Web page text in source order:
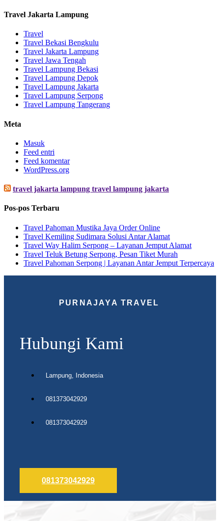
Travel Jakarta Lampung
Travel
Travel Bekasi Bengkulu
Travel Jakarta Lampung
Travel Jawa Tengah
Travel Lampung Bekasi
Travel Lampung Depok
Travel Lampung Jakarta
Travel Lampung Serpong
Travel Lampung Tangerang
Meta
Masuk
Feed entri
Feed komentar
WordPress.org
travel jakarta lampung travel lampung jakarta
Pos-pos Terbaru
Travel Pahoman Mustika Jaya Order Online
Travel Kemiling Sudimara Solusi Antar Alamat
Travel Way Halim Serpong – Layanan Jemput Alamat
Travel Teluk Betung Serpong, Pesan Tiket Murah
Travel Pahoman Serpong | Layanan Antar Jemput Terpercaya
PURNAJAYA TRAVEL
Hubungi Kami
Lampung, Indonesia
081373042929
081373042929
081373042929